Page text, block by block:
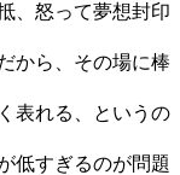
、怒って夢想封印
から、その場に棒
表れる、というの
低すぎるのが問題